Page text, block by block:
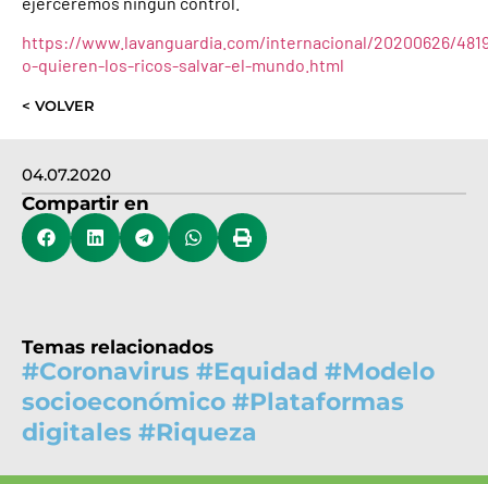
04.07.2020
Compartir en
Temas relacionados
#Coronavirus #Equidad #Modelo
socioeconómico #Plataformas
digitales #Riqueza
https://www.lavanguardia.com/internacional/20200626/
o-quieren-los-ricos-salvar-el-mundo.html
< VOLVER